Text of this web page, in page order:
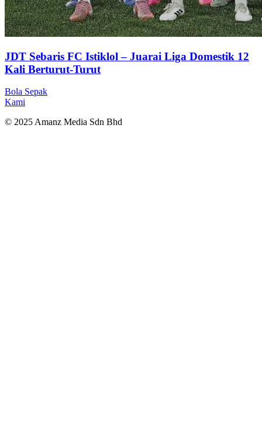
JDT Sebaris FC Istiklol – Juarai Liga Domestik 12
Kali Berturut-Turut
Bola Sepak
Kami
© 2025 Amanz Media Sdn Bhd